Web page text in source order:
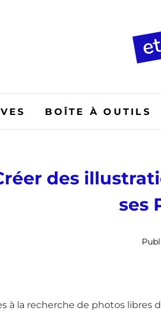
BOÎTE À OUTILS
des
ses
à la recherche de photos libres